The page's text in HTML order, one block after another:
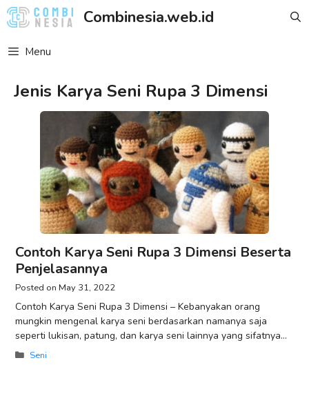
Skip
to
Combinesia.web.id
Menu
Jenis Karya Seni Rupa 3 Dimensi
Contoh Karya Seni Rupa 3 Dimensi Beserta
Penjelasannya
May 31, 2022
Contoh Karya Seni Rupa 3 Dimensi – Kebanyakan orang
mungkin mengenal karya seni berdasarkan namanya saja
seperti lukisan, patung, dan karya seni lainnya yang sifatnya
sudah jadi. Padahal jika dipahami
Categories
Seni